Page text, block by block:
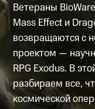
Ветераны
Mass Effect и
возвращаются с
проектом —
RPG Exodus. В
разбираем все,
космической